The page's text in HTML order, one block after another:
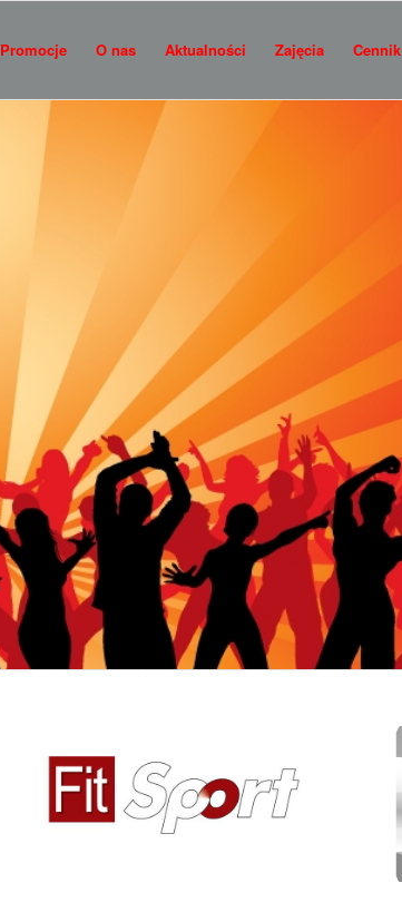
Promocje O nas Aktualności Zajęcia Cennik